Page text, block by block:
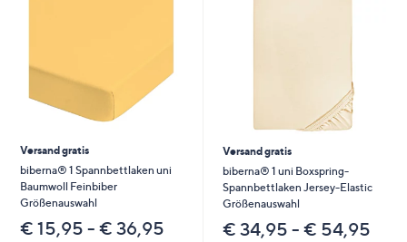
Versand gratis
biberna® 1 Spannbettlaken uni
Baumwoll Feinbiber
Größenauswahl
€ 15,95 - € 36,95
Versand gratis
biberna® 1 uni Boxspring-
Spannbettlaken Jersey-Elastic
Größenauswahl
€ 34,95 - € 54,95